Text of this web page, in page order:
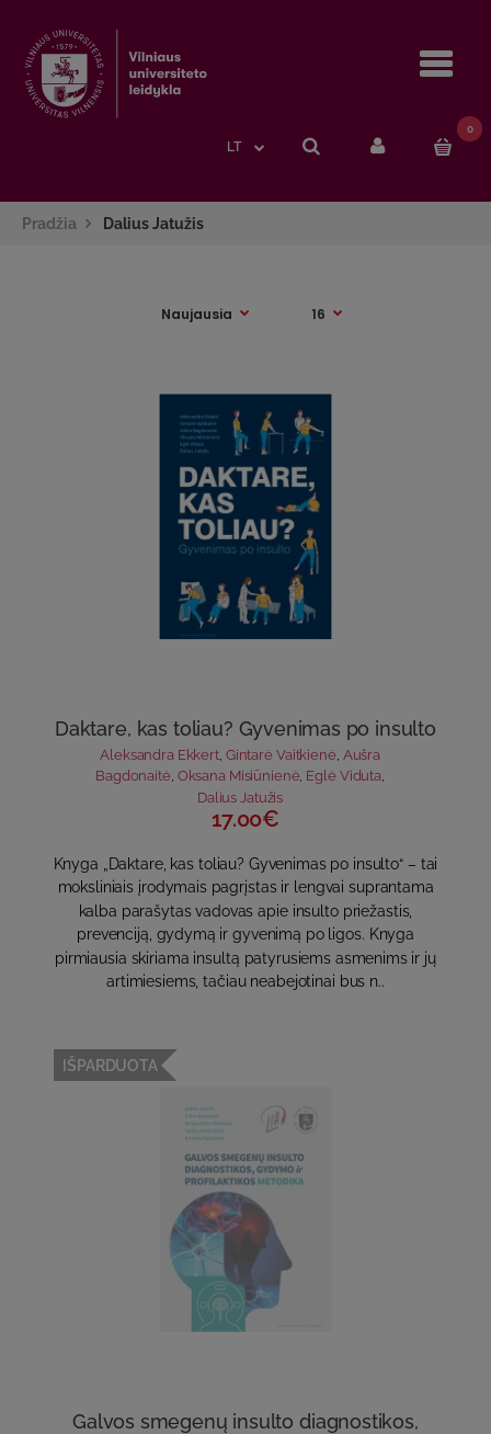
LT
0
Pradžia Dalius Jatužis
Daktare, kas toliau? Gyvenimas po insulto
Aleksandra Ekkert, Gintarė Vaitkienė Aušra
Bagdonaitė, Oksana Misiūnienė, Eglė Viduta,
Dalius Jatužis
17.00€
Knyga „Daktare, kas toliau? Gyvenimas po insulto“ – tai
moksliniais įrodymais pagrįstas ir lengvai suprantama
kalba parašytas vadovas apie insulto priežastis,
prevenciją, gydymą ir gyvenimą po ligos. Knyga
pirmiausia skiriama insultą patyrusiems asmenims ir jų
artimiesiems, tačiau neabejotinai bus n..
IŠPARDUOTA
Galvos smegenų insulto diagnostikos,